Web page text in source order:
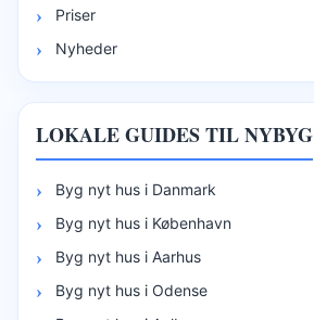
Priser
Nyheder
LOKALE GUIDES TIL NYBYG
Byg nyt hus i Danmark
Byg nyt hus i København
Byg nyt hus i Aarhus
Byg nyt hus i Odense